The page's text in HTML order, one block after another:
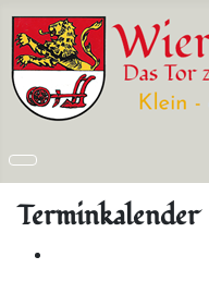
Terminkalender